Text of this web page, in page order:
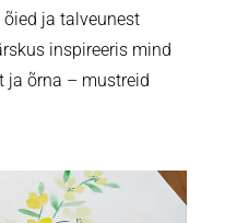
ja talveunest
inspireeris mind
ja õrna – mustreid